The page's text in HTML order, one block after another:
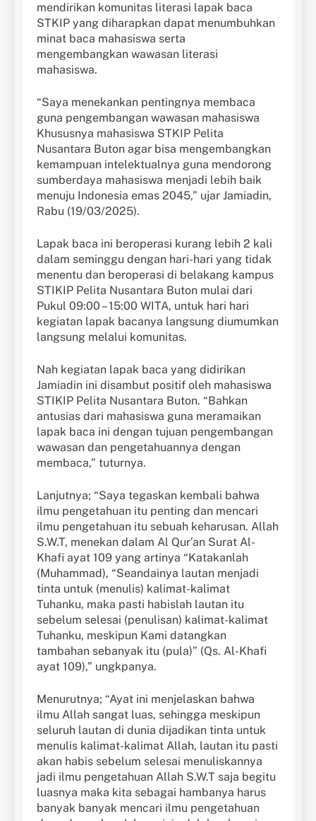
mendirikan komunitas literasi lapak baca
STKIP yang diharapkan dapat menumbuhkan
minat baca mahasiswa serta
mengembangkan wawasan literasi
mahasiswa.
“Saya menekankan pentingnya membaca
guna pengembangan wawasan mahasiswa
Khususnya mahasiswa STKIP Pelita
Nusantara Buton agar bisa mengembangkan
kemampuan intelektualnya guna mendorong
sumberdaya mahasiswa menjadi lebih baik
menuju Indonesia emas 2045,” ujar Jamiadin,
Rabu (19/03/2025).
Lapak baca ini beroperasi kurang lebih 2 kali
dalam seminggu dengan hari-hari yang tidak
menentu dan beroperasi di belakang kampus
STIKIP Pelita Nusantara Buton mulai dari
Pukul 09:00 – 15:00 WITA, untuk hari hari
kegiatan lapak bacanya langsung diumumkan
langsung melalui komunitas.
Nah kegiatan lapak baca yang didirikan
Jamiadin ini disambut positif oleh mahasiswa
STIKIP Pelita Nusantara Buton. “Bahkan
antusias dari mahasiswa guna meramaikan
lapak baca ini dengan tujuan pengembangan
wawasan dan pengetahuannya dengan
membaca,” tuturnya.
Lanjutnya; “Saya tegaskan kembali bahwa
ilmu pengetahuan itu penting dan mencari
ilmu pengetahuan itu sebuah keharusan. Allah
S.W.T, menekan dalam Al Qur’an Surat Al-
Khafi ayat 109 yang artinya “Katakanlah
(Muhammad), “Seandainya lautan menjadi
tinta untuk (menulis) kalimat-kalimat
Tuhanku, maka pasti habislah lautan itu
sebelum selesai (penulisan) kalimat-kalimat
Tuhanku, meskipun Kami datangkan
tambahan sebanyak itu (pula)” (Qs. Al-Khafi
ayat 109),” ungkpanya.
Menurutnya; “Ayat ini menjelaskan bahwa
ilmu Allah sangat luas, sehingga meskipun
seluruh lautan di dunia dijadikan tinta untuk
menulis kalimat-kalimat Allah, lautan itu pasti
akan habis sebelum selesai menuliskannya
jadi ilmu pengetahuan Allah S.W.T saja begitu
luasnya maka kita sebagai hambanya harus
banyak banyak mencari ilmu pengetahuan